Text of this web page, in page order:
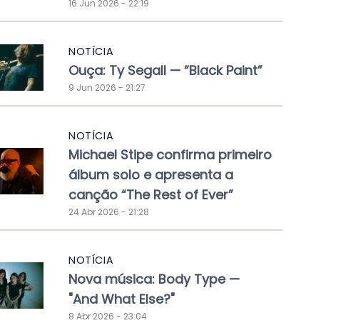
16 Jun 2026 - 22:19
NOTÍCIA
Ouça: Ty Segall — “Black Paint”
9 Jun 2026 - 21:27
NOTÍCIA
Michael Stipe confirma primeiro
álbum solo e apresenta a
canção “The Rest of Ever”
24 Abr 2026 - 21:28
NOTÍCIA
Nova música: Body Type —
"And What Else?"
8 Abr 2026 - 23:04